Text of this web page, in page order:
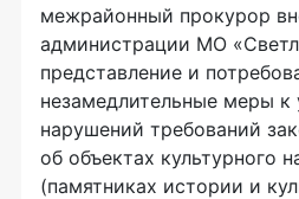
межрайонный прокурор
администрации МО
представление и
незамедлительные меры к
нарушений требований
об объектах культурного
(памятниках истории и